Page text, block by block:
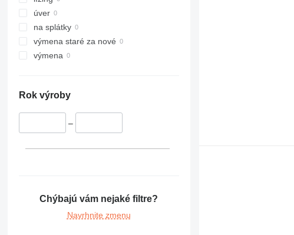
úver
na splátky
výmena staré za nové
výmena
Rok výroby
–
Chýbajú vám nejaké filtre?
Navrhnite zmenu